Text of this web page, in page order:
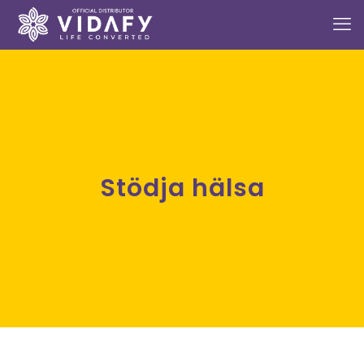
Stödja hälsa